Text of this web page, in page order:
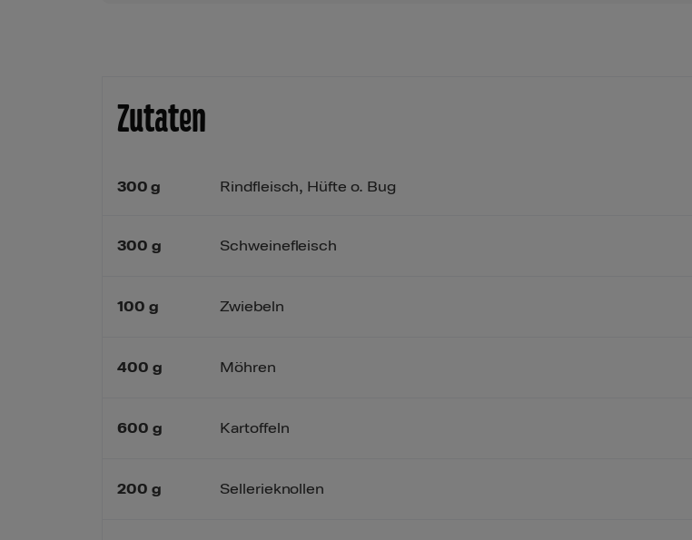
Zutaten
300 g
300 g
100 g
400 g
600 g
200 g
Rindfleisch, Hüfte o. Bug
Schweinefleisch
Zwiebeln
Möhren
Kartoffeln
Sellerieknollen